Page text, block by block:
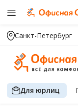
Санкт-Петербург
Для юрлиц